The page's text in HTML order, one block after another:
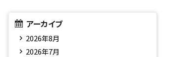
アーカイブ
2026年8月
2026年7月